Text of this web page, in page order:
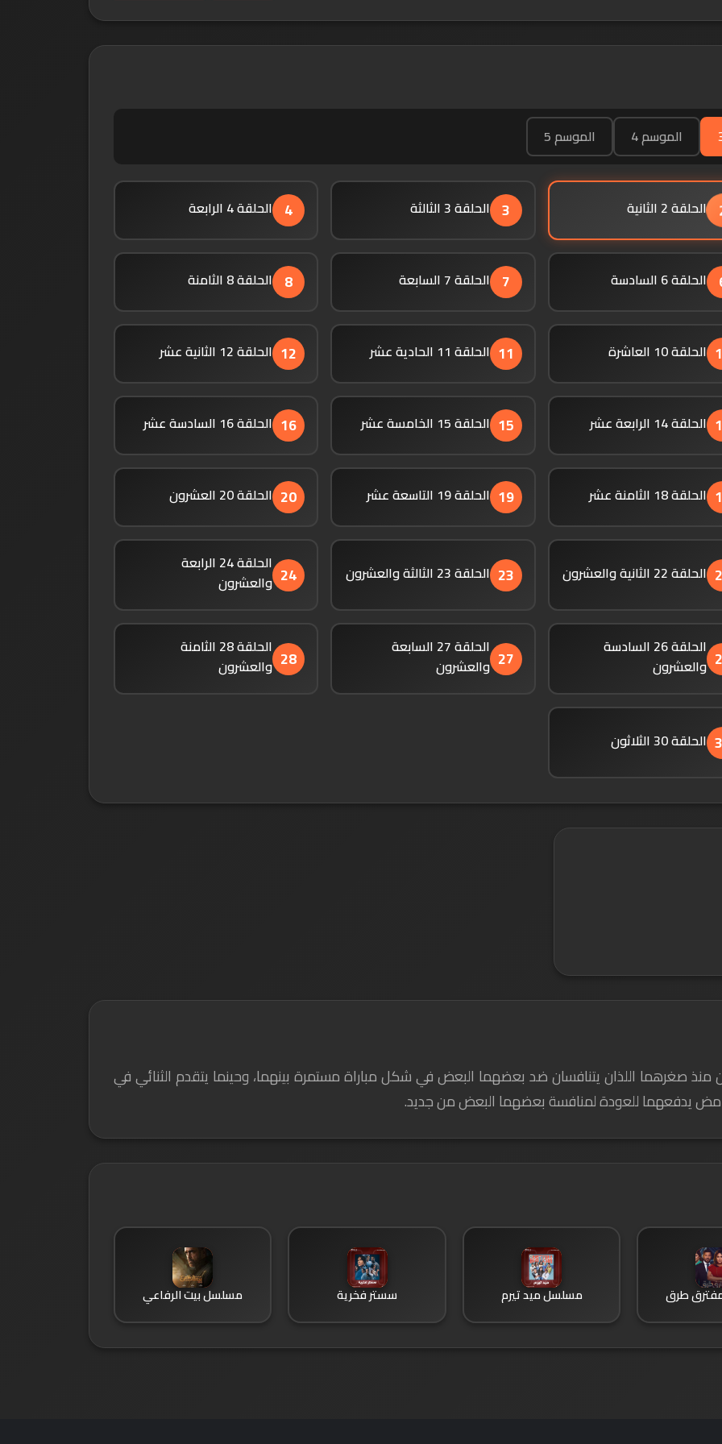
الموسم 4 الموسم 5
الحلقة 2 الثانية 3 الحلقة 3 الثالثة 4 الحلقة 4 الرابعة
الحلقة 6 السادسة 7 الحلقة 7 السابعة 8 الحلقة 8 الثامنة
الحلقة 10 العاشرة 11 الحلقة 11 الحادية عشر 12 الحلقة 12 الثانية عشر
الحلقة 14 الرابعة عشر 15 الحلقة 15 الخامسة عشر 16 الحلقة 16 السادسة عشر
الحلقة 18 الثامنة عشر 19 الحلقة 19 التاسعة عشر 20 الحلقة 20 العشرون
الحلقة 22 الثانية والعشرون 23 الحلقة 23 الثالثة والعشرون 24
الحلقة 24 الرابعة
والعشرون
الحلقة 26 السادسة
والعشرون
27
الحلقة 27 السابعة
والعشرون
28
الحلقة 28 الثامنة
والعشرون
الحلقة 30 الثلاثون
منذ صغرهما اللذان يتنافسان ضد بعضهما البعض في شكل مباراة مستمرة بينهما، وحينما يتقدم الثنائي في
يدفعهما للعودة لمنافسة بعضهما البعض من جديد.
طرق مسلسل ميد تيرم سستر فخرية مسلسل بيت الرفاعي